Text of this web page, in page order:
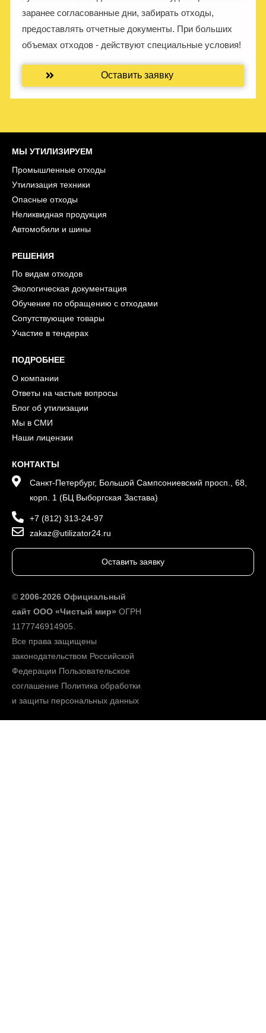
заранее согласованные дни, забирать отходы,
предоставлять отчетные документы. При больших
объемах отходов - действуют специальные условия!
Оставить заявку
МЫ УТИЛИЗИРУЕМ
Промышленные отходы
Утилизация техники
Опасные отходы
Неликвидная продукция
Автомобили и шины
РЕШЕНИЯ
По видам отходов
Экологическая документация
Обучение по обращению с отходами
Сопутствующие товары
Участие в тендерах
ПОДРОБНЕЕ
О компании
Ответы на частые вопросы
Блог об утилизации
Мы в СМИ
Наши лицензии
КОНТАКТЫ
Санкт-Петербург, Большой Сампсониевский просп., 68,
корп. 1 (БЦ Выборгская Застава)
+7 (812) 313-24-97
zakaz@utilizator24.ru
Оставить заявку
© 2006-2026 Официальный
сайт ООО «Чистый мир» ОГРН
1177746914905.
Все права защищены
законодательством Российской
Федерации Пользовательское
соглашение Политика обработки
и защиты персональных данных